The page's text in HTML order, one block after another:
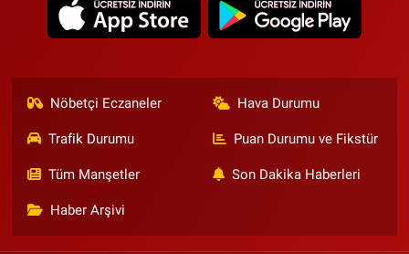
Nöbetçi Eczaneler Hava Durumu
Trafik Durumu Puan Durumu ve Fikstür
Tüm Manşetler Son Dakika Haberleri
Haber Arşivi